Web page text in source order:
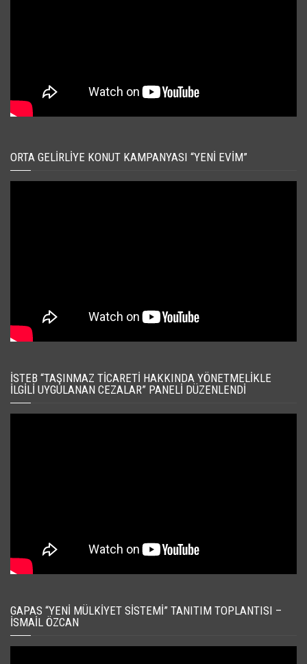
ORTA GELIRLIYE KONUT KAMPANYASI “YENI EVIM”
İSTEB “TAŞINMAZ TICARETI HAKKINDA YÖNETMELIKLE
İLGILI UYGULANAN CEZALAR” PANELI DÜZENLENDI
GAPAS “YENI MÜLKIYET SISTEMI” TANITIM TOPLANTISI –
İSMAIL ÖZCAN